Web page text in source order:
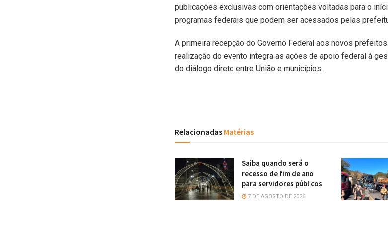
publicações exclusivas com orientações voltadas para o
programas federais que podem ser acessados pelas
A primeira recepção do Governo Federal aos novos
realização do evento integra as ações de apoio federal à
do diálogo direto entre União e municípios.
Relacionadas Matérias
Saiba quando será o
recesso de fim de ano
para servidores públicos
7 DE AGOSTO DE 2026